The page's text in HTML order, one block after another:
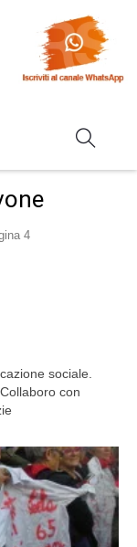
4
sociale.
con